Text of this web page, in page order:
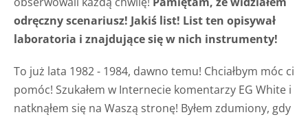
odręczny scenariusz! Jakiś list! List ten opisywał
laboratoria i znajdujące się w nich instrumenty!
To już lata 1982 - 1984, dawno temu! Chciałbym móc ci
pomóc! Szukałem w Internecie komentarzy EG White i
natknąłem się na Waszą stronę! Byłem zdumiony, gdy